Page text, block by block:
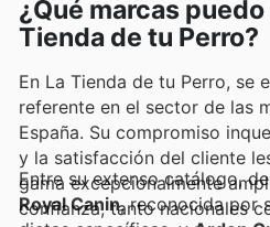
¿Qué marcas
Tienda de tu Perro?
En La Tienda de tu Perro, se
referente en el sector de las
España. Su compromiso
y la satisfacción del cliente
gama excepcionalmente
confianza, tanto nacionales
Entre su extenso catálogo,
Royal Canin, reconocida por